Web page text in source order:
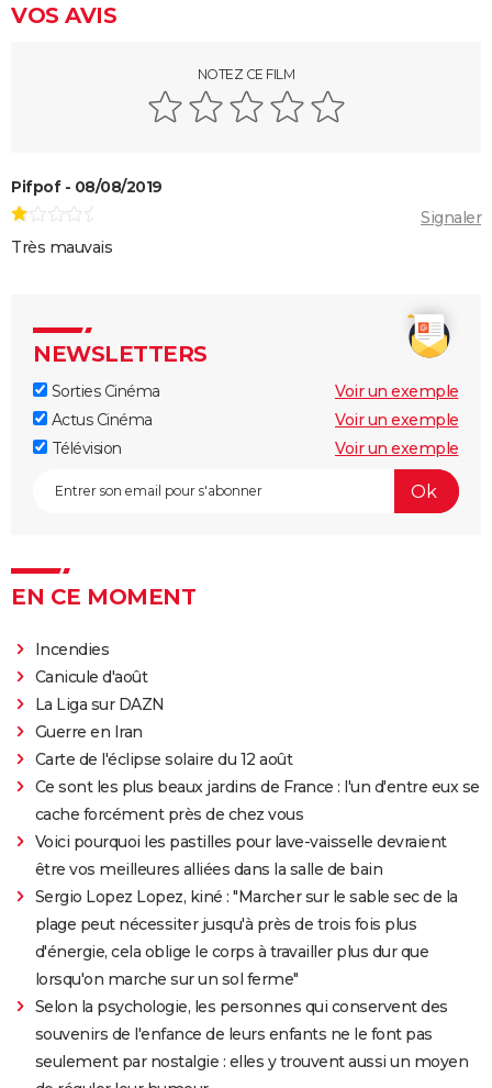
VOS AVIS
NOTEZ CE FILM
Pifpof - 08/08/2019
Signaler
Très mauvais
NEWSLETTERS
Sorties Cinéma
Voir un exemple
Actus Cinéma
Voir un exemple
Télévision
Voir un exemple
EN CE MOMENT
Incendies
Canicule d'août
La Liga sur DAZN
Guerre en Iran
Carte de l'éclipse solaire du 12 août
Ce sont les plus beaux jardins de France : l'un d'entre eux se
cache forcément près de chez vous
Voici pourquoi les pastilles pour lave-vaisselle devraient
être vos meilleures alliées dans la salle de bain
Sergio Lopez Lopez, kiné : "Marcher sur le sable sec de la
plage peut nécessiter jusqu'à près de trois fois plus
d'énergie, cela oblige le corps à travailler plus dur que
lorsqu'on marche sur un sol ferme"
Selon la psychologie, les personnes qui conservent des
souvenirs de l'enfance de leurs enfants ne le font pas
seulement par nostalgie : elles y trouvent aussi un moyen